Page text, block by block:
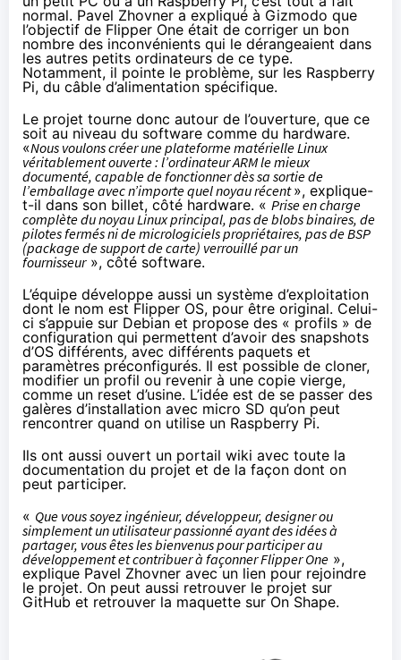
normal. Pavel Zhovner a expliqué à Gizmodo que
l’objectif de Flipper One était de corriger un bon
nombre des inconvénients qui le dérangeaient dans
les autres petits ordinateurs de ce type.
Notamment, il pointe le problème, sur les Raspberry
Pi, du câble d’alimentation spécifique.
Le projet tourne donc autour de l’ouverture, que ce
soit au niveau du software comme du hardware.
«Nous voulons créer une plateforme matérielle Linux
véritablement ouverte : l’ordinateur ARM le mieux
documenté, capable de fonctionner dès sa sortie de
l’emballage avec n’importe quel noyau récent», explique-
t-il dans son billet, côté hardware. « Prise en charge
complète du noyau Linux principal, pas de blobs binaires, de
pilotes fermés ni de micrologiciels propriétaires, pas de BSP
(package de support de carte) verrouillé par un
fournisseur», côté software.
L’équipe développe aussi un système d’exploitation
dont le nom est Flipper OS, pour être original. Celui-
ci s’appuie sur Debian et propose des « profils » de
configuration qui permettent d’avoir des snapshots
d’OS différents, avec différents paquets et
paramètres préconfigurés. Il est possible de cloner,
modifier un profil ou revenir à une copie vierge,
comme un reset d’usine. L’idée est de se passer des
galères d’installation avec micro SD qu’on peut
rencontrer quand on utilise un Raspberry Pi.
Ils ont aussi ouvert un portail wiki avec toute la
documentation du projet et de la façon dont on
peut participer.
« Que vous soyez ingénieur, développeur, designer ou
simplement un utilisateur passionné ayant des idées à
partager, vous êtes les bienvenus pour participer au
développement et contribuer à façonner Flipper One »,
explique Pavel Zhovner avec un lien pour rejoindre
le projet. On peut aussi retrouver le projet sur
GitHub et retrouver la maquette sur On Shape.